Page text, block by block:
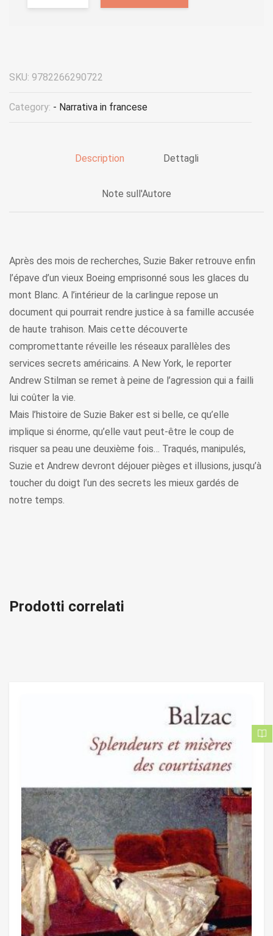
SKU: 9782266290722
Category: - Narrativa in francese
Description Dettagli
Note sull'Autore
Après des mois de recherches, Suzie Baker retrouve enfin
l’épave d’un vieux Boeing emprisonné sous les glaces du
mont Blanc. A l’intérieur de la carlingue repose un
document qui pourrait rendre justice à sa famille accusée
de haute trahison. Mais cette découverte
compromettante réveille les réseaux parallèles des
services secrets américains. A New York, le reporter
Andrew Stilman se remet à peine de l’agression qui a failli
lui coûter la vie.
Mais l’histoire de Suzie Baker est si belle, ce qu’elle
implique si énorme, qu’elle vaut peut-être le coup de
risquer sa peau une deuxième fois… Traqués, manipulés,
Suzie et Andrew devront déjouer pièges et illusions, jusqu’à
toucher du doigt l’un des secrets les mieux gardés de
notre temps.
Prodotti correlati